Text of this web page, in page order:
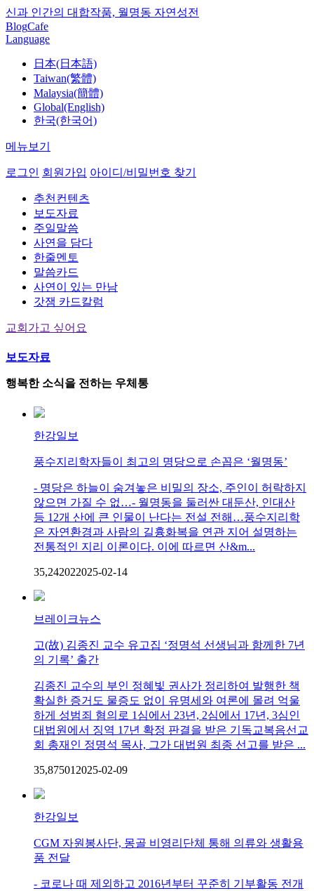
신과 인간의 대합작품, 월명동 자연성전
BlogCafe
Language
日本(日本語)
Taiwan(繁體)
Malaysia(簡體)
Global(English)
한국(한국어)
메뉴보기
로그인 회원가입 아이디/비밀번호 찾기
추천컨텐츠
보도자료
주일말씀
사연을 담다
한줄멘토
말씀카드
사연이 있는 만남
갓잼 카드칼럼
교회가고 싶어요
보도자료
행복한 소식을 전하는 우체통
한강일보
풍수지리학자들이 최고의 명당으로 손꼽은 ‘월명동’
- 명당은 하늘이 숨겨놓은 비밀의 장소, 주인이 허락하지
않으면 가질 수 없…- 월명동을 둘러싼 대둔산, 인대산
등 12개 산에 큰 인물이 난다는 전설 전해…풍수지리학
은 자연환경과 사람의 길흉화복을 연관 지어 설명하는
전통적인 지리 이론이다. 이에 따르면 산&m...
35,242022025-02-14
브레이크뉴스
고(故) 김종진 교수 유고집 ‘정명석 선생님과 함께한 7년
의 기록’ 출간
김종진 교수의 부인 정혜빛 권사가 정리하여 발행한 책
확실한 증거도 물증도 없이 유명세와 여론에 몰려 억울
하게 성범죄 혐의로 1심에서 23년, 2심에서 17년, 3심인
대법원에서 징역 17년 확정 판결을 받은 기독교복음선교
회 총재인 정명석 목사, 그가 대법원 최종 선고를 받은 ...
35,87501 2025-02-09
한강일보
CGM 자원봉사단, 몽골 비영리단체 통해 의류와 생활용
품 전달
- 코로나 때 제외하고 2016년부터 꾸준히 기부활동 전개